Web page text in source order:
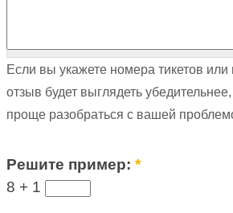
Если вы укажете номера тикетов или
отзыв будет выглядеть
проще разобраться с вашей
Решите пример:*
8 + 1